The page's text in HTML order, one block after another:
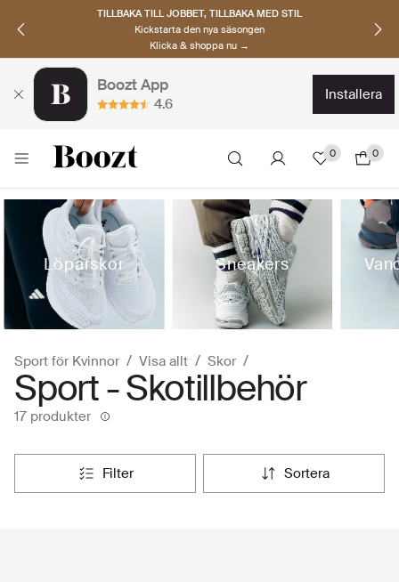
TILLBAKA TILL JOBBET, TILLBAKA MED STIL
Kickstarta den nya säsongen
Klicka & shoppa nu →
Boozt App
4.6
installera
0 0
Löparskor Sneakers
Sport för Kvinnor Visa allt Skor
Sport - Skotillbehör
17 produkter
filter sortera